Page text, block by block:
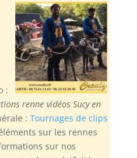
:
renne vidéos Sucy en
: Tournages de clips
sur les rennes
sur nos